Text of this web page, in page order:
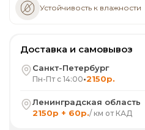
Устойчивость к влажности
Доставка и самовывоз
Санкт-Петербург
Пн-Пт с 14:00•2150р.
Ленинградская область
2150р + 60р./ км от КАД